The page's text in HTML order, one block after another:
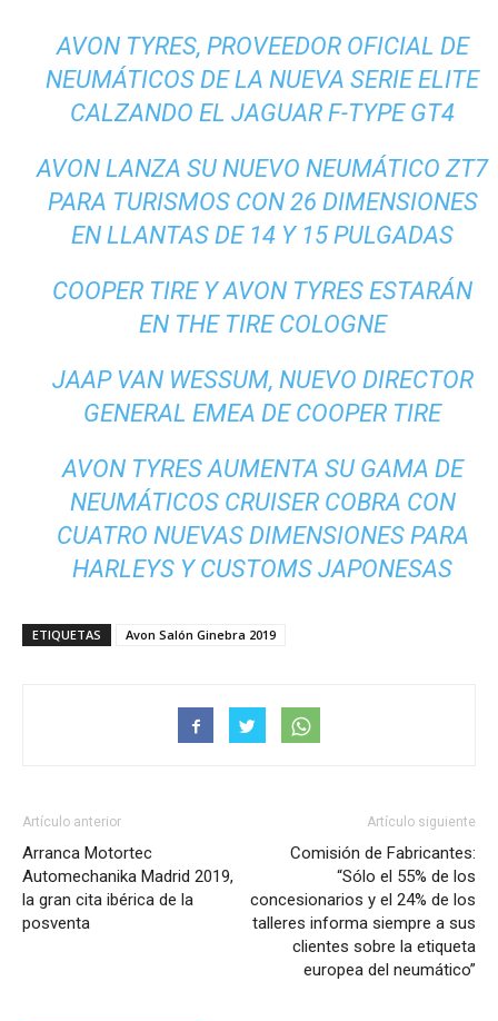
AVON TYRES, PROVEEDOR OFICIAL DE
NEUMÁTICOS DE LA NUEVA SERIE ELITE
CALZANDO EL JAGUAR F-TYPE GT4
AVON LANZA SU NUEVO NEUMÁTICO ZT7
PARA TURISMOS CON 26 DIMENSIONES
EN LLANTAS DE 14 Y 15 PULGADAS
COOPER TIRE Y AVON TYRES ESTARÁN
EN THE TIRE COLOGNE
JAAP VAN WESSUM, NUEVO DIRECTOR
GENERAL EMEA DE COOPER TIRE
AVON TYRES AUMENTA SU GAMA DE
NEUMÁTICOS CRUISER COBRA CON
CUATRO NUEVAS DIMENSIONES PARA
HARLEYS Y CUSTOMS JAPONESAS
ETIQUETAS Avon Salón Ginebra 2019
Artículo anterior
Arranca Motortec
Automechanika Madrid 2019,
la gran cita ibérica de la
posventa
Artículo siguiente
Comisión de Fabricantes:
“Sólo el 55% de los
concesionarios y el 24% de los
talleres informa siempre a sus
clientes sobre la etiqueta
europea del neumático”